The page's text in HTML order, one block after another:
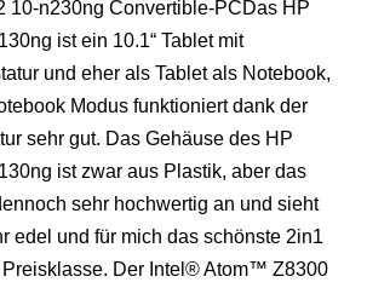
Das HP
ist ein 10.1“ Tablet mit
und eher als Tablet als Notebook,
Modus funktioniert dank der
sehr gut. Das Gehäuse des HP
ist zwar aus Plastik, aber das
sehr hochwertig an und sieht
edel und für mich das schönste 2in1
Preisklasse. Der Intel® Atom™ Z8300